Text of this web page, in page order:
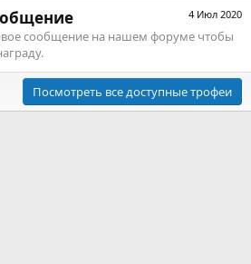
4 Июл 2020
сообщение на нашем форуме чтобы
Посмотреть все доступные трофеи